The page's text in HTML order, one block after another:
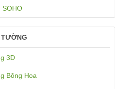
3D
Bông Hoa